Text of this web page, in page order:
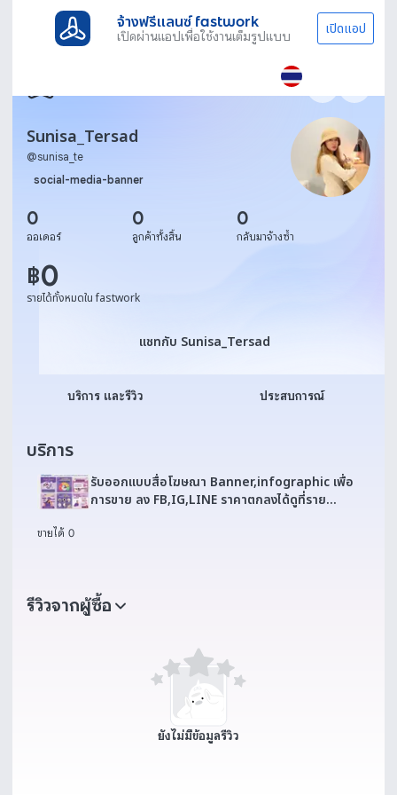
จ้างฟรีแลนซ์ fastwork
เปิดผ่านแอปเพื่อใช้งานเต็มรูปแบบ เปิดแอป
Sunisa_Tersad
@sunisa_te
social-media-banner
0
ออเดอร์
0
ลูกค้าทั้งสิ้น
0
กลับมาจ้างซ้ำ
฿0
รายได้ทั้งหมดใน fastwork
แชทกับ Sunisa_Tersad
แชทกับ Sunisa_Tersad
บริการ และรีวิว ประสบการณ์
บริการ
รับออกแบบสื่อโฆษณา Banner,infographic เพื่อ
การขาย ลง FB,IG,LINE ราคาตกลงได้ดูที่ราย
ขายได้ 0
รีวิวจากผู้ซื้อ
ยังไม่มีข้อมูลรีวิว